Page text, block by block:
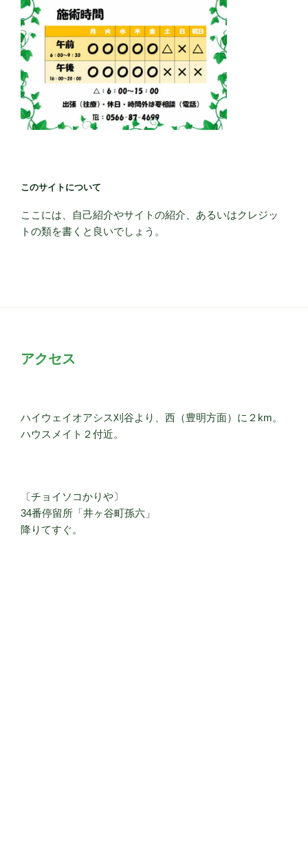
このサイトについて
ここには、自己紹介やサイトの紹介、あるいはクレジッ
トの類を書くと良いでしょう。
アクセス
ハイウェイオアシス刈谷より、西（豊明方面）に２km。
ハウスメイト２付近。
〔チョイソコかりや〕
34番停留所「井ヶ谷町孫六」
降りてすぐ。